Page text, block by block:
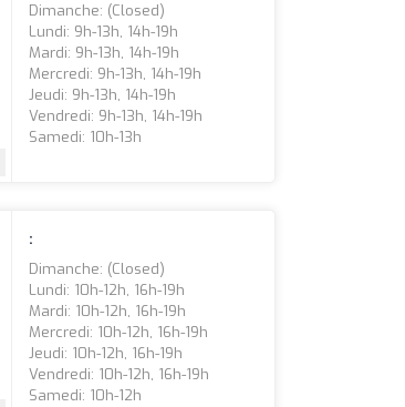
Dimanche: (closed)
Lundi: 9h-13h, 14h-19h
Mardi: 9h-13h, 14h-19h
Mercredi: 9h-13h, 14h-19h
Jeudi: 9h-13h, 14h-19h
Vendredi: 9h-13h, 14h-19h
Samedi: 10h-13h
:
Dimanche: (closed)
Lundi: 10h-12h, 16h-19h
Mardi: 10h-12h, 16h-19h
Mercredi: 10h-12h, 16h-19h
Jeudi: 10h-12h, 16h-19h
Vendredi: 10h-12h, 16h-19h
Samedi: 10h-12h